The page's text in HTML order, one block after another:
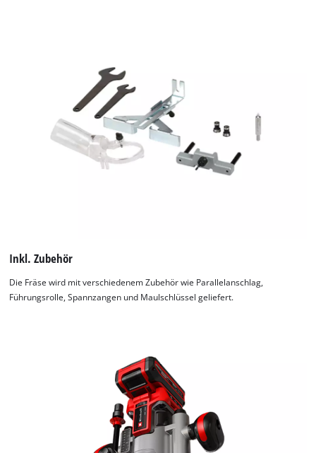
Inkl. Zubehör
Die Fräse wird mit verschiedenem Zubehör wie Parallelanschlag,
Führungsrolle, Spannzangen und Maulschlüssel geliefert.